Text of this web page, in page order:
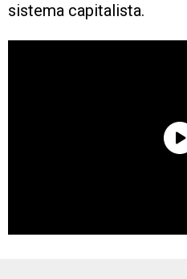
sistema capitalista.